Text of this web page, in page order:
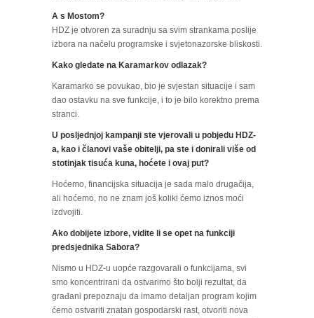
A s Mostom?
HDZ je otvoren za suradnju sa svim strankama poslije
izbora na načelu programske i svjetonazorske bliskosti.
Kako gledate na Karamarkov odlazak?
Karamarko se povukao, bio je svjestan situacije i sam
dao ostavku na sve funkcije, i to je bilo korektno prema
stranci.
U posljednjoj kampanji ste vjerovali u pobjedu HDZ-
a, kao i članovi vaše obitelji, pa ste i donirali više od
stotinjak tisuća kuna, hoćete i ovaj put?
Hoćemo, financijska situacija je sada malo drugačija,
ali hoćemo, no ne znam još koliki ćemo iznos moći
izdvojiti.
Ako dobijete izbore, vidite li se opet na funkciji
predsjednika Sabora?
Nismo u HDZ-u uopće razgovarali o funkcijama, svi
smo koncentrirani da ostvarimo što bolji rezultat, da
građani prepoznaju da imamo detaljan program kojim
ćemo ostvariti znatan gospodarski rast, otvoriti nova